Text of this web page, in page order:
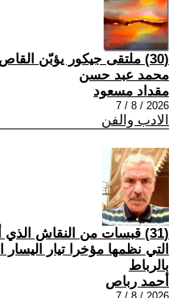
(30) ملتقى جيكور يؤبّن
محمد عبد حسن
مقداد مسعود
2026 / 8 / 7
الادب والفن
(31) قبسات من النقاش
التي نظمها مؤخرا تيار اليسار
بالرباط
أحمد رباص